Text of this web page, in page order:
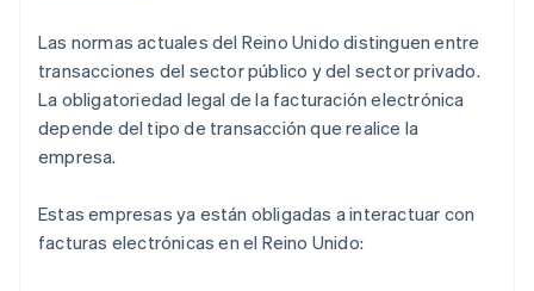
Las normas actuales del Reino Unido distinguen entre
transacciones del sector público y del sector privado.
La obligatoriedad legal de la facturación electrónica
depende del tipo de transacción que realice la
empresa.
Estas empresas ya están obligadas a interactuar con
facturas electrónicas en el Reino Unido: